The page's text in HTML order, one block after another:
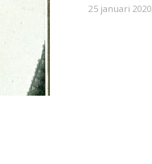
25 januari 2020